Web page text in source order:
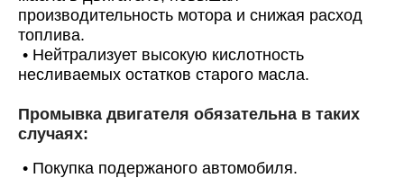
производительность мотора и снижая расход
топлива.
• Нейтрализует высокую кислотность
несливаемых остатков старого масла.
Промывка двигателя обязательна в таких
случаях:
• Покупка подержаного автомобиля.
Онлайн запись
История обслуживания
Номер телефона